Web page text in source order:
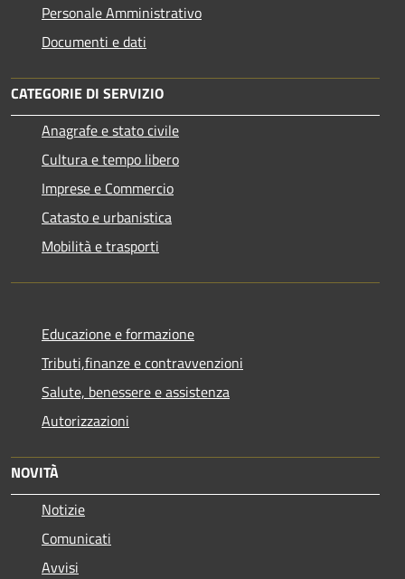
Personale Amministrativo
Documenti e dati
CATEGORIE DI SERVIZIO
Anagrafe e stato civile
Cultura e tempo libero
Imprese e Commercio
Catasto e urbanistica
Mobilità e trasporti
Educazione e formazione
Tributi,finanze e contravvenzioni
Salute, benessere e assistenza
Autorizzazioni
NOVITÀ
Notizie
Comunicati
Avvisi